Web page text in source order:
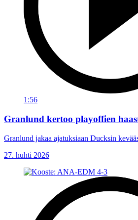
1:56
Granlund kertoo playoffien
Granlund jakaa ajatuksiaan Ducksin
27. huhti 2026